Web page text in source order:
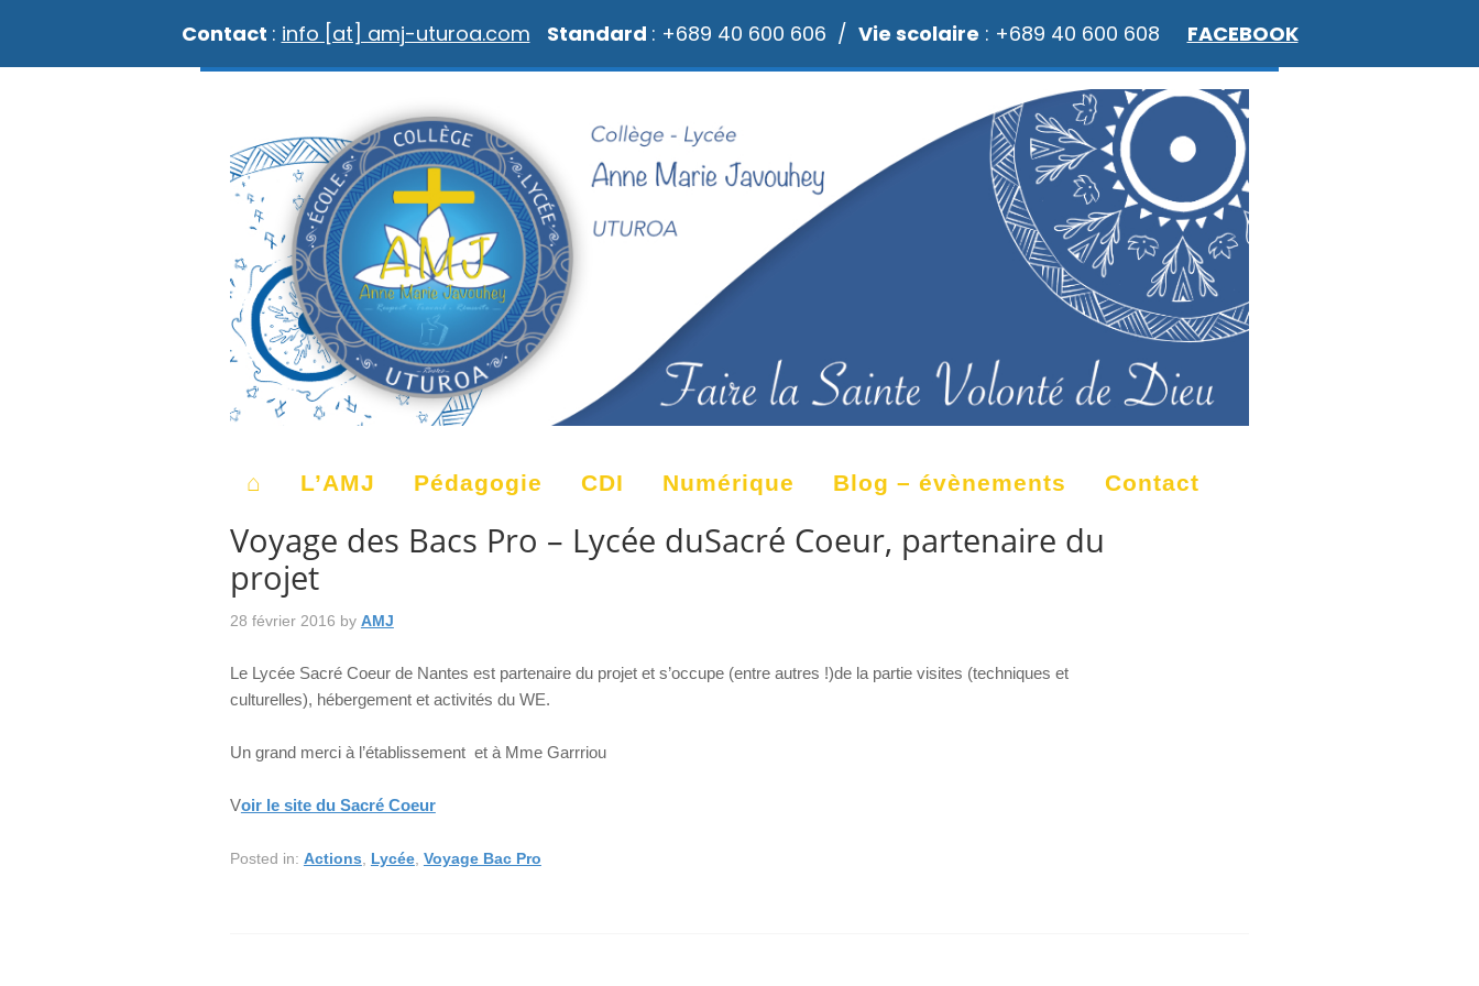
⌂ L’AMJ Pédagogie CDI Numérique Blog – évènements Contact
Voyage des Bacs Pro – Lycée duSacré Coeur, partenaire du
projet
28 février 2016 by AMJ
Le Lycée Sacré Coeur de Nantes est partenaire du projet et s’occupe (entre autres !)de la partie visites (techniques et
culturelles), hébergement et activités du WE.
Un grand merci à l’établissement et à Mme Garrriou
Voir le site du Sacré Coeur
Posted in: Actions Lycée, Voyage Bac Pro
Contact : info [at] amj-uturoa.com Standard : +689 40 600 606 / Vie scolaire : +689 40 600 608 FACEBOOK